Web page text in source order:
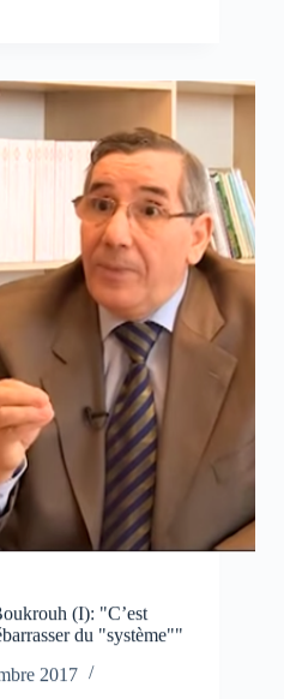
(I): "C’est
du "système""
2017